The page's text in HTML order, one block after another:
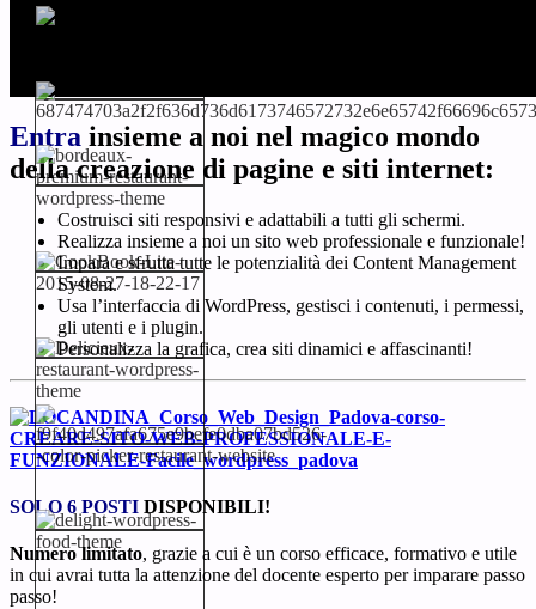
Entra insieme a noi nel magico mondo
della creazione di pagine e siti internet:
Costruisci siti responsivi e adattabili a tutti gli schermi.
Realizza insieme a noi un sito web professionale e funzionale!
Impara e sfrutta tutte le potenzialità dei Content Management
System.
Usa l’interfaccia di WordPress, gestisci i contenuti, i permessi,
gli utenti e i plugin.
Personalizza la grafica, crea siti dinamici e affascinanti!
SOLO 6 POSTI DISPONIBILI!
Numero limitato, grazie a cui è un corso efficace, formativo e utile
in cui avrai tutta la attenzione del docente esperto per imparare passo
passo!